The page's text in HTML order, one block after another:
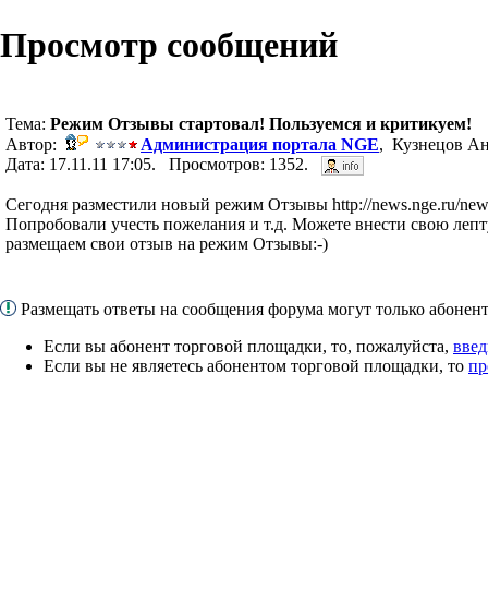
Просмотр сообщений
Тема: Режим Отзывы стартовал! Пользуемся и критикуем!
Автор:
Администрация портала NGE, Кузнецов
Дата: 17.11.11 17:05. Просмотров: 1352.
Сегодня разместили новый режим Отзывы http://news.nge.ru/
Попробовали учесть пожелания и т.д. Можете внести свою
размещаем свои отзыв на режим Отзывы:-)
Размещать ответы на сообщения форума могут только
Если вы абонент торговой площадки, то, пожалуйста,
Если вы не являетесь абонентом торговой площадки, то